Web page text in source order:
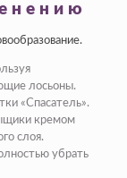
лосьоны.
«Спасатель».
кремом
слоя.
убрать